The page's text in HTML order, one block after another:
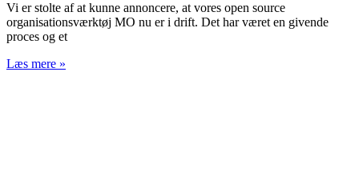
Vi er stolte af at kunne annoncere, at vores open source
organisationsværktøj MO nu er i drift. Det har været en givende
proces og et
Læs mere »